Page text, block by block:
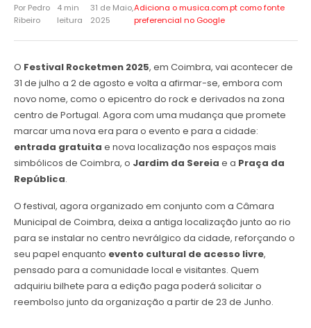
Por Pedro
Ribeiro
4 min
leitura
31 de Maio,
2025
Adiciona o musica.com.pt comofonte
preferencial no Google
O Festival Rocketmen 2025, em Coimbra, vai acontecer de
31 de julho a 2 de agosto e volta a afirmar-se, embora com
novo nome, como o epicentro do rock e derivados na zona
centro de Portugal. Agora com uma mudança que promete
marcar uma nova era para o evento e para a cidade:
entrada gratuita e nova localização nos espaços mais
simbólicos de Coimbra, o Jardim da Sereia e a Praça da
República.
O festival, agora organizado em conjunto com a Câmara
Municipal de Coimbra, deixa a antiga localização junto ao rio
para se instalar no centro nevrálgico da cidade, reforçando o
seu papel enquanto evento cultural de acesso livre,
pensado para a comunidade local e visitantes. Quem
adquiriu bilhete para a edição paga poderá solicitar o
reembolso junto da organização a partir de 23 de Junho.